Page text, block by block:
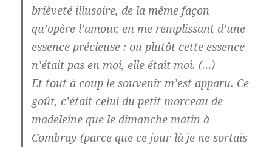
brièveté illusoire, de la même façon
qu’opère l’amour, en me remplissant d’une
essence précieuse : ou plutôt cette essence
n’était pas en moi, elle était moi. (…)
Et tout à coup le souvenir m’est apparu. Ce
goût, c’était celui du petit morceau de
madeleine que le dimanche matin à
Combray (parce que ce jour-là je ne sortais